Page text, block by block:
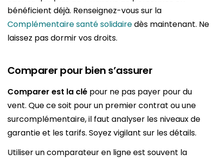
bénéficient déjà. Renseignez-vous sur la
Complémentaire santé solidairedès maintenant. Ne
laissez pas dormir vos droits.
Comparer pour bien s’assurer
Comparer est la clé pour ne pas payer pour du
vent. Que ce soit pour un premier contrat ou une
surcomplémentaire, il faut analyser les niveaux de
garantie et les tarifs. Soyez vigilant sur les détails.
Utiliser un comparateur en ligne est souvent la